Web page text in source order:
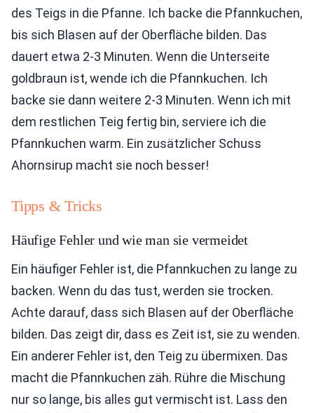
des Teigs in die Pfanne. Ich backe die Pfannkuchen,
bis sich Blasen auf der Oberfläche bilden. Das
dauert etwa 2-3 Minuten. Wenn die Unterseite
goldbraun ist, wende ich die Pfannkuchen. Ich
backe sie dann weitere 2-3 Minuten. Wenn ich mit
dem restlichen Teig fertig bin, serviere ich die
Pfannkuchen warm. Ein zusätzlicher Schuss
Ahornsirup macht sie noch besser!
Tipps & Tricks
Häufige Fehler und wie man sie vermeidet
Ein häufiger Fehler ist, die Pfannkuchen zu lange zu
backen. Wenn du das tust, werden sie trocken.
Achte darauf, dass sich Blasen auf der Oberfläche
bilden. Das zeigt dir, dass es Zeit ist, sie zu wenden.
Ein anderer Fehler ist, den Teig zu übermixen. Das
macht die Pfannkuchen zäh. Rühre die Mischung
nur so lange, bis alles gut vermischt ist. Lass den